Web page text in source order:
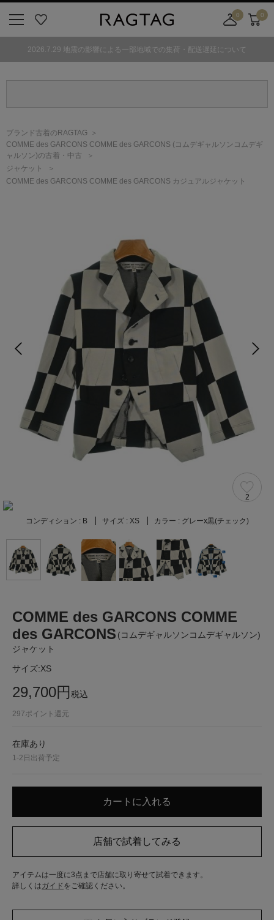
気
0
舗
カ
0
2026.7.29 地震の影響による一部地域での集荷・配送遅延について
ブランド古着のRAGTAG
COMME des GARCONS COMME des GARCONS (コムデギャルソンコムデギ
ャルソン)の古着・中古
ジャケット
COMME des GARCONS COMME des GARCONS カジュアルジャケット
2
コンディション : B サイズ : XS カラー : グレーx黒(チェック)
COMME des GARCONS COMME
des GARCONS (コムデギャルソンコムデギャルソン)
ジャケット
サイズ:XS
29,700円税込
297ポイント還元
在庫あり
1-2日出荷予定
アイテムは一度に3点まで店舗に取り寄せて試着できます。
詳しくはガイド をご確認ください。